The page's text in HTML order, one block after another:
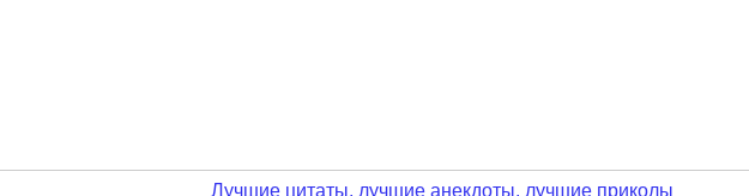
Лучшие цитаты, лучшие анекдоты, лучшие приколы